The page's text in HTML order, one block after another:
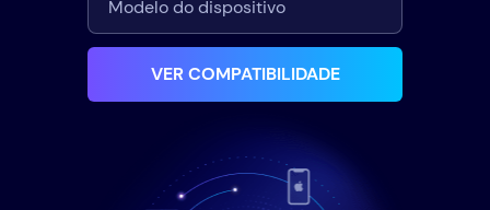
VER COMPATIBILIDADE